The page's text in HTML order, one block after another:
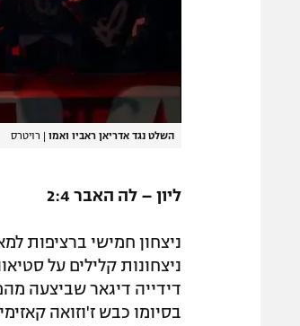
השלט נגד אדריאן ראביו ואמו רויטרס
ליון – לה האבר 2:4
ניצחון חמישי ברציפות
ניצחונות קלילים על